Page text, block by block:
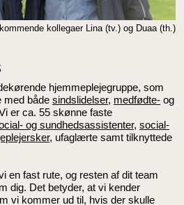
kollegaer Lina (tv.) og Duaa (th.)
hjemmeplejegruppe, som
med både sindslidelser, medfødte- og
er ca. 55 skønne faste
og sundhedsassistenter, social-
, ufaglærte samt tilknyttede
en fast rute, og resten af dit team
dig. Det betyder, at vi kender
vi kommer ud til, hvis der skulle